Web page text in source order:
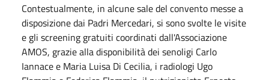
Contestualmente, in alcune sale del convento messe a
disposizione dai Padri Mercedari, si sono svolte le visite
e gli screening gratuiti coordinati dall'Associazione
AMOS, grazie alla disponibilità dei senoligi Carlo
Iannace e Maria Luisa Di Cecilia, i radiologi Ugo